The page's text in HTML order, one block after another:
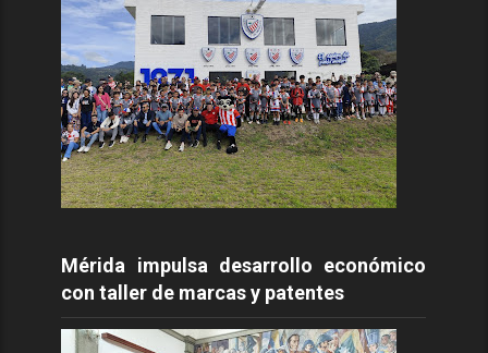
Mérida impulsa desarrollo económico
con taller de marcas y patentes